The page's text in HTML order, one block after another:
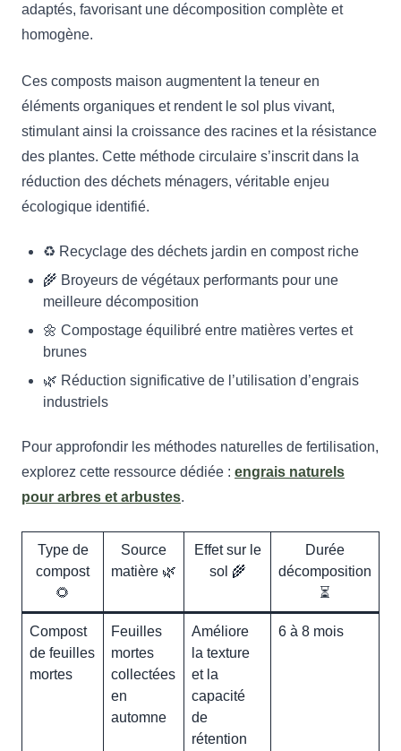
adaptés, favorisant une décomposition complète et
homogène.
Ces composts maison augmentent la teneur en
éléments organiques et rendent le sol plus vivant,
stimulant ainsi la croissance des racines et la résistance
des plantes. Cette méthode circulaire s’inscrit dans la
réduction des déchets ménagers, véritable enjeu
écologique identifié.
♻️ Recyclage des déchets jardin en compost riche
🌾 Broyeurs de végétaux performants pour une
meilleure décomposition
🌼 Compostage équilibré entre matières vertes et
brunes
🌿 Réduction significative de l’utilisation d’engrais
industriels
Pour approfondir les méthodes naturelles de fertilisation,
explorez cette ressource dédiée : engrais naturels
pour arbres et arbustes.
Type de
compost
🌻
Source
matière 🌿
Effet sur le
sol 🌾
Durée
décomposition
⏳
Compost
de feuilles
mortes
Feuilles
mortes
collectées
en
automne
Améliore
la texture
et la
capacité
de
rétention
6 à 8 mois